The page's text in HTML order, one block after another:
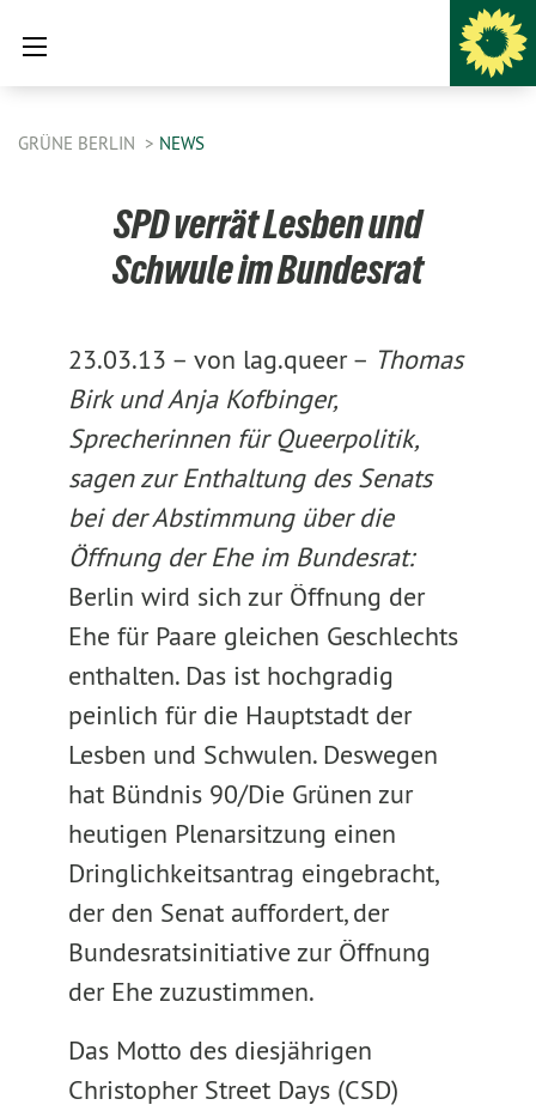
GRÜNE BERLIN NEWS
SPD verrät Lesben und
Schwule im Bundesrat
23.03.13 – von lag.queer – Thomas
Birk und Anja Kofbinger,
Sprecherinnen für Queerpolitik,
sagen zur Enthaltung des Senats
bei der Abstimmung über die
Öffnung der Ehe im Bundesrat:
Berlin wird sich zur Öffnung der
Ehe für Paare gleichen Geschlechts
enthalten. Das ist hochgradig
peinlich für die Hauptstadt der
Lesben und Schwulen. Deswegen
hat Bündnis 90/Die Grünen zur
heutigen Plenarsitzung einen
Dringlichkeitsantrag eingebracht,
der den Senat auffordert, der
Bundesratsinitiative zur Öffnung
der Ehe zuzustimmen.
Das Motto des diesjährigen
Christopher Street Days (CSD)